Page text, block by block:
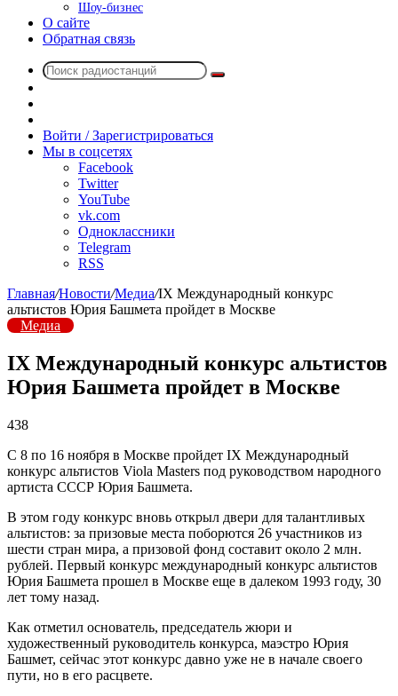
Шоу-бизнес
О сайте
Обратная связь
Поиск
радио
Войти / Зарегистрироваться
Мы в соцсетях
Facebook
Twitter
YouTube
vk.com
Одноклассники
Telegram
RSS
Главная/Новости/Медиа/IX Международный конкурс
альтистов Юрия Башмета пройдет в Москве
Медиа
IX Международный конкурс альтистов
Юрия Башмета пройдет в Москве
438
С 8 по 16 ноября в Москве пройдет IX Международный
конкурс альтистов Viola Masters под руководством народного
артиста СССР Юрия Башмета.
В этом году конкурс вновь открыл двери для талантливых
альтистов: за призовые места поборются 26 участников из
шести стран мира, а призовой фонд составит около 2 млн.
рублей. Первый конкурс международный конкурс альтистов
Юрия Башмета прошел в Москве еще в далеком 1993 году, 30
лет тому назад.
Как отметил основатель, председатель жюри и
художественный руководитель конкурса, маэстро Юрия
Башмет, сейчас этот конкурс давно уже не в начале своего
пути, но в его расцвете.